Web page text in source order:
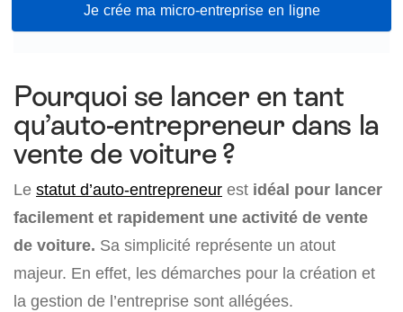
Je crée ma micro-entreprise en ligne
Pourquoi se lancer en tant
qu’auto-entrepreneur dans la
vente de voiture ?
Le statut d’auto-entrepreneur est idéal pour lancer
facilement et rapidement une activité de vente
de voiture. Sa simplicité représente un atout
majeur. En effet, les démarches pour la création et
la gestion de l’entreprise sont allégées.